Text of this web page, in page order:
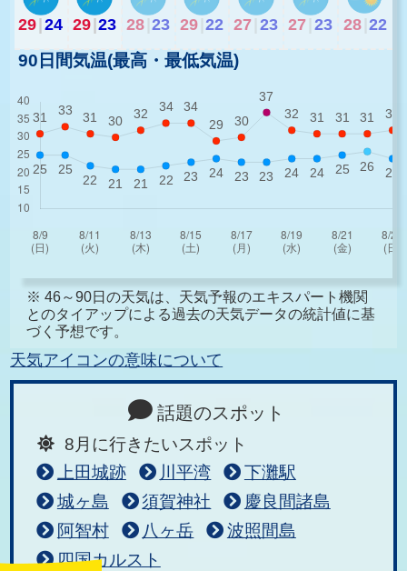
29|24 29|23 28 23 29 22 27 23 27 23 28 22
90日間気温(最高・最低気温)
※ 46～90日の天気は、天気予報のエキスパート機関
とのタイアップによる過去の天気データの統計値に基
づく予想です。
天気アイコンの意味について
話題のスポット
8月に行きたいスポット
上田城跡
川平湾
下灘駅
城ヶ島
須賀神社
慶良間諸島
阿智村
八ヶ岳
波照間島
四国カルスト